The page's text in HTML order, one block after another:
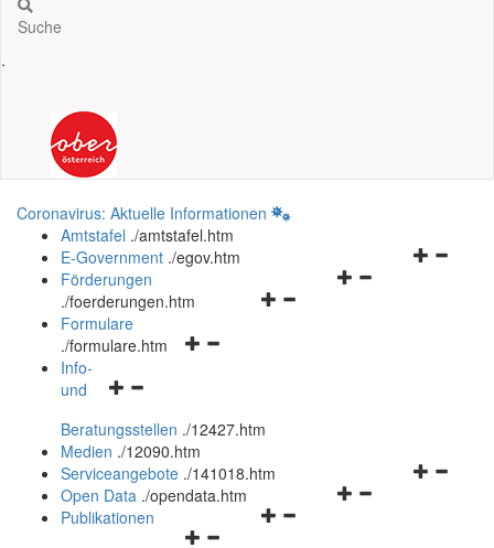
Suche
.
Coronavirus: Aktuelle Informationen
Amtstafel ./amtstafel.htm
Navigationsmenü
E-Government ./egov.htm
Navigationsmenü
Förderungen
./foerderungen.htm
Navigationsmenü
Formulare
./formulare.htm
Navigationsmenü
und
schließen
Info-
und
Beratungsstellen ./12427.htm
Medien ./12090.htm
Navigationsmenü
Serviceangebote ./141018.htm
Navigationsmenü
Open Data ./opendata.htm
Navigationsmenü
Publikationen